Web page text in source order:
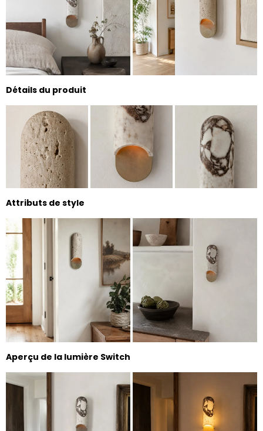
Détails du produit
Attributs de style
Aperçu de la lumière Switch